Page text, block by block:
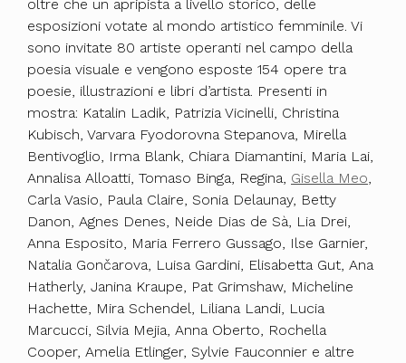
oltre che un apripista a livello storico, delle
esposizioni votate al mondo artistico femminile. Vi
sono invitate 80 artiste operanti nel campo della
poesia visuale e vengono esposte 154 opere tra
poesie, illustrazioni e libri d’artista. Presenti in
mostra: Katalin Ladik, Patrizia Vicinelli, Christina
Kubisch, Varvara Fyodorovna Stepanova, Mirella
Bentivoglio, Irma Blank, Chiara Diamantini, Maria Lai,
Annalisa Alloatti, Tomaso Binga, Regina, Gisella Meo
Carla Vasio, Paula Claire, Sonia Delaunay, Betty
Danon, Agnes Denes, Neide Dias de Sà, Lia Drei,
Anna Esposito, Maria Ferrero Gussago, Ilse Garnier,
Natalia Gončarova, Luisa Gardini, Elisabetta Gut, Ana
Hatherly, Janina Kraupe, Pat Grimshaw, Micheline
Hachette, Mira Schendel, Liliana Landi, Lucia
Marcucci, Silvia Mejia, Anna Oberto, Rochella
Cooper, Amelia Etlinger, Sylvie Fauconnier e altre